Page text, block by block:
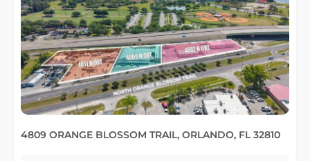
4809 ORANGE BLOSSOM TRAIL, ORLANDO, FL 32810